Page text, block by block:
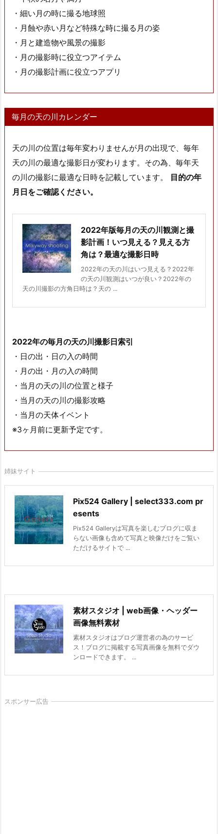
・細い月の時に撮る地球照
・月蝕や赤い月など特殊な時に撮る月の姿
・月と建造物や風景の撮影
・月の撮影時に役立つアイテム
・月の撮影計画に役立つアプリ
毎月の天の川カレンダー
天の川の位置は毎年変わりませんが月の出現で、毎年
天の川の最適な撮影日が変わります。その為、毎年天
の川の撮影に最適な日時を記載しています。 目的の年
月日をご確認ください。
2022年版毎月の天の川観測と撮
影計画！いつ見える？見える方
角は？最適な撮影日時
2022年の天の川はいつ見える？2022年
の天の川観測はいつが良い？2022年の
天の川撮影の方角日時は？天の ...
2022年の毎月の天の川撮影日索引
・日の出・日の入の時間
・月の出・月の入の時間
・当月の天の川の位置と様子
・当月の天の川の撮影攻略
・当月の天体イベント
※3ヶ月前に更新予定です。
姉妹サイト
Pix524 Gallery | select333.com pr
esents
Pix524 Galleryは写真を楽しむブログに収ま
らない画像も含めて写真と映像だけをご覧い
ただけるサイトで ...
素材スタジオ | web画像・ヘッダー
画像無料素材
素材スタジオはブログ運営者の為のサービ
ス！ブログに掲載する写真画像を無料でダウ
ンロードできます。 ...
スポンサー広告